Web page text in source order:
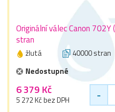
Originální válec Canon
stran
žlutá 40000 stran
Nedostupné
6 379 Kč
5 272 Kč bez DPH -